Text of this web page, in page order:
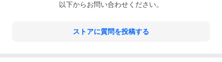
以下からお問い合わせください。
ストアに質問を投稿する